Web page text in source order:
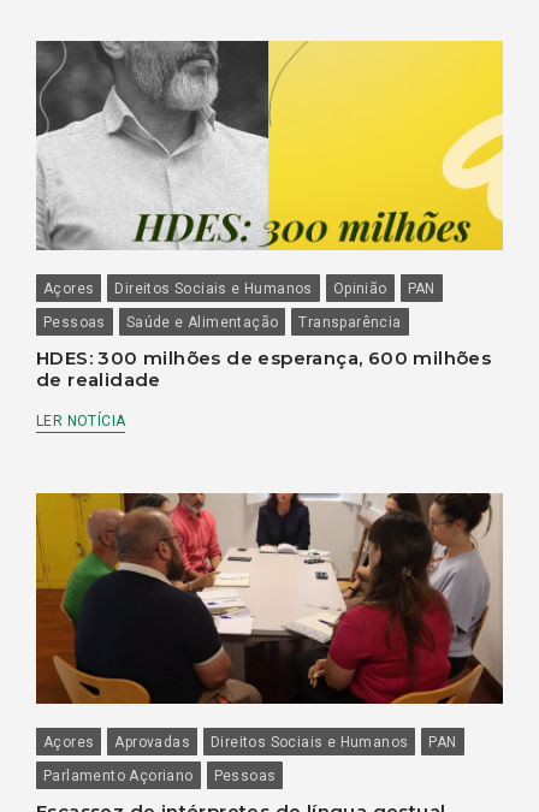
Açores Direitos Sociais e Humanos Opinião
PAN
Pessoas
Saúde e Alimentação Transparência
HDES: 300 milhões de esperança, 600 milhões
de realidade
LER NOTÍCIA
Açores Aprovadas Direitos Sociais e Humanos
PAN
Parlamento Açoriano
Pessoas